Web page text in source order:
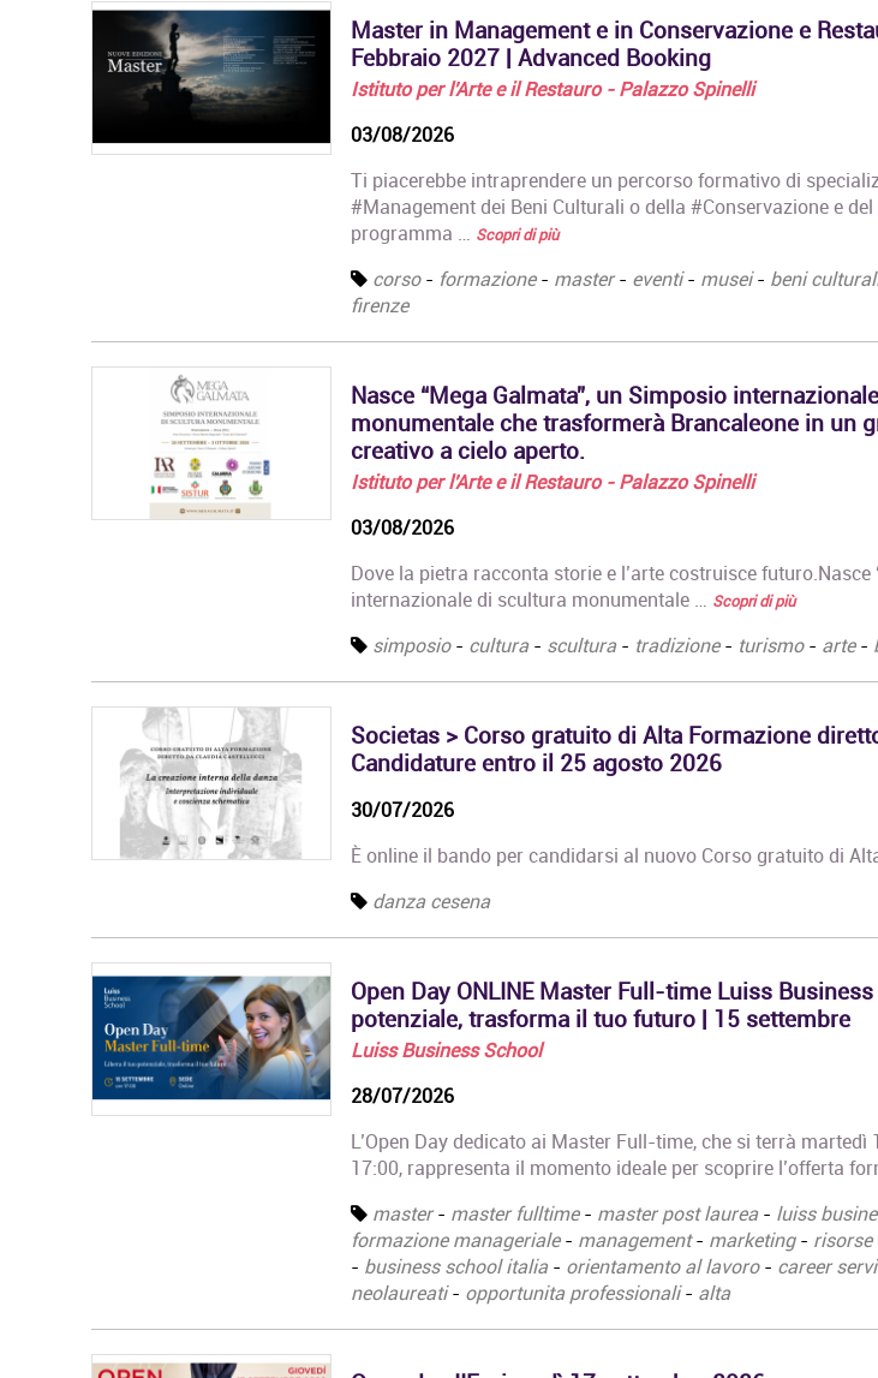
Master in Management e in Conservazione e
Febbraio 2027 | Advanced Booking
Istituto per l'Arte e il Restauro - Palazzo Spinelli
03/08/2026
Ti piacerebbe intraprendere un percorso formativo di
#Management dei Beni Culturali o della #Conservazione e
programma … Scopri di più
corso- formazione- master- eventi- musei- beni
firenze
Nasce “Mega Galmata”, un Simposio
monumentale che trasformerà Brancaleone in un
creativo a cielo aperto.
Istituto per l'Arte e il Restauro - Palazzo Spinelli
03/08/2026
Dove la pietra racconta storie e l’arte costruisce futuro.Nasce
internazionale di scultura monumentale … Scopri di più
simposio- cultura- scultura- tradizione- turismo- arte-
Societas > Corso gratuito di Alta Formazione
Candidature entro il 25 agosto 2026
30/07/2026
È online il bando per candidarsi al nuovo Corso gratuito di
danza cesena
Open Day ONLINE Master Full-time Luiss
potenziale, trasforma il tuo futuro | 15 settembre
Luiss Business School
28/07/2026
L’Open Day dedicato ai Master Full-time, che si terrà
17:00, rappresenta il momento ideale per scoprire l’offerta
master- master fulltime- master post laurea- luiss
formazione manageriale- management- marketing- risorse
- business school italia- orientamento al lavoro- career
neolaureati- opportunita professionali- alta
Master in
Organizzazione degli
Eventi dell'Arte e dello
Spettacolo
Il Master rilascia un
Organizzazione degli
Eventi dell'Arte e dello…
Master in Gestione e
Innovazione delle
Attività Museali
Il Master in Gestione e
Attività Museali rilascia
un Diploma in…
ermetismo simbolico
Attestato di
partecipazione
https://ilprato.com/corso/analisi-
Teatro antico in scena.
Medea tra mito e scena:
tecnica e
rilasciato da Università
Cattoloca…
Corso Online di
Registrar di Opere d'Arte
conoscenza
approfondita dei
compiti…